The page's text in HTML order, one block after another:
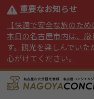
重要なお知らせ
【快適で安全な旅のた
本日の名古屋市内は、
す。観光を楽しんでい
心がけてください。